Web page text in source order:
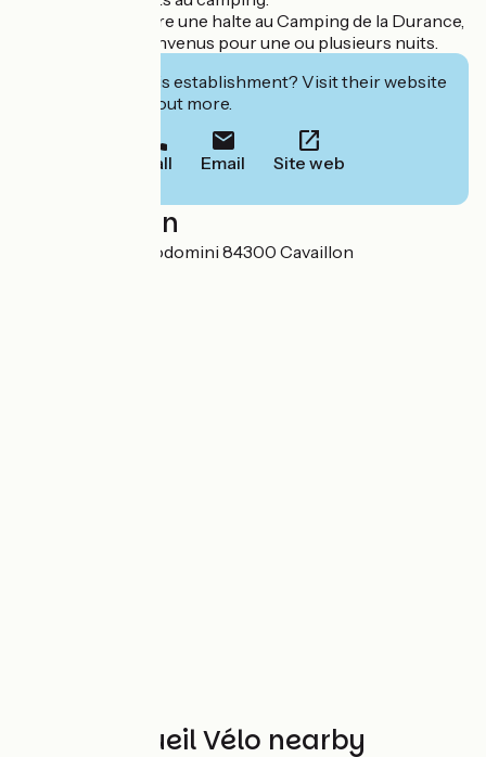
N'hésitez pas à faire une halte au Camping de la Durance,
vous serez les bienvenus pour une ou plusieurs nuits.
Interested in this establishment? Visit their website
to book or find out more.
Call Email Site web
Localisation
495 avenue Boscodomini 84300 Cavaillon
Other Accueil Vélo nearby